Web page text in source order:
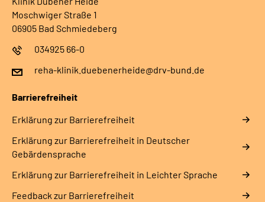
Moschwiger Straße 1
06905 Bad Schmiedeberg
034925 66-0
reha-klinik.duebenerheide@drv-bund.de
Barrierefreiheit
Erklärung zur Barrierefreiheit
Erklärung zur Barrierefreiheit in Deutscher
Gebärdensprache
Erklärung zur Barrierefreiheit in Leichter Sprache
Feedback zur Barrierefreiheit